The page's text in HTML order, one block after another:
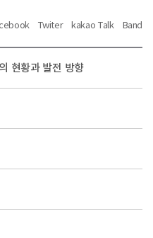
Twiter kakao Talk Band
현황과 발전 방향